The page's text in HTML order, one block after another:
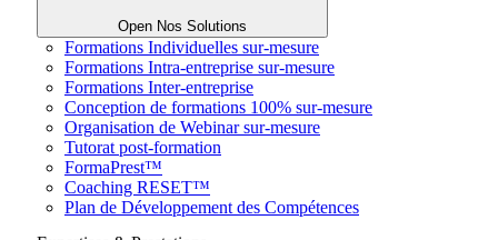
Open Nos Solutions
Formations Individuelles sur-mesure
Formations Intra-entreprise sur-mesure
Formations Inter-entreprise
Conception de formations 100% sur-mesure
Organisation de Webinar sur-mesure
Tutorat post-formation
FormaPrest™
Coaching RESET™
Plan de Développement des Compétences